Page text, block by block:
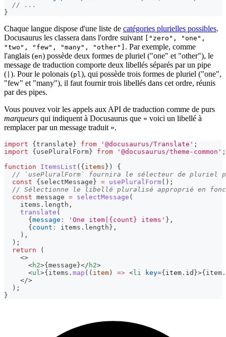
// ...
}
Chaque langue dispose d'une liste de catégories plurielles possibles.
Docusaurus les classera dans l'ordre suivant
["zero", "one",
"two", "few", "many", "other"] . Par exemple, comme
l'anglais (en) possède deux formes de pluriel ("one" et "other"), le
message de traduction comporte deux libellés séparés par un pipe
( ). Pour le polonais (pl), qui possède trois formes de pluriel ("one",
"few" et "many"), il faut fournir trois libellés dans cet ordre, réunis
par des pipes.
Vous pouvez voir les appels aux API de traduction comme de purs
marqueurs qui indiquent à Docusaurus que « voici un libellé à
remplacer par un message traduit ».
import { translate } from '@docusaurus/Translate' ;
import
{ usePluralForm } from '@docusaurus/theme-common' ;
function
ItemsList ( { items } )
{
// `usePluralForm` fournira le sélecteur de pluriel
const
{ selectMessage } = usePluralForm( ) ;
// Sélectionne le libellé pluralisé approprié en
const message = selectMessage (
    items
. length ,
translate (
{ message : 'One item|{count} items' } ,
{ count : items . length } ,
) ,
) ;
return
(
<>
<h2>{ message }</ h2>
<ul>{ items . map ( ( item ) => <li key={ item . id }>{ item .
</>
  );
}